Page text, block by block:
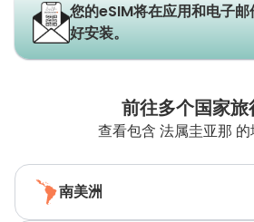
您的eSIM将在应用和电子
好安装。
前往多个国家旅
查看包含 法属圭亚那
南美洲